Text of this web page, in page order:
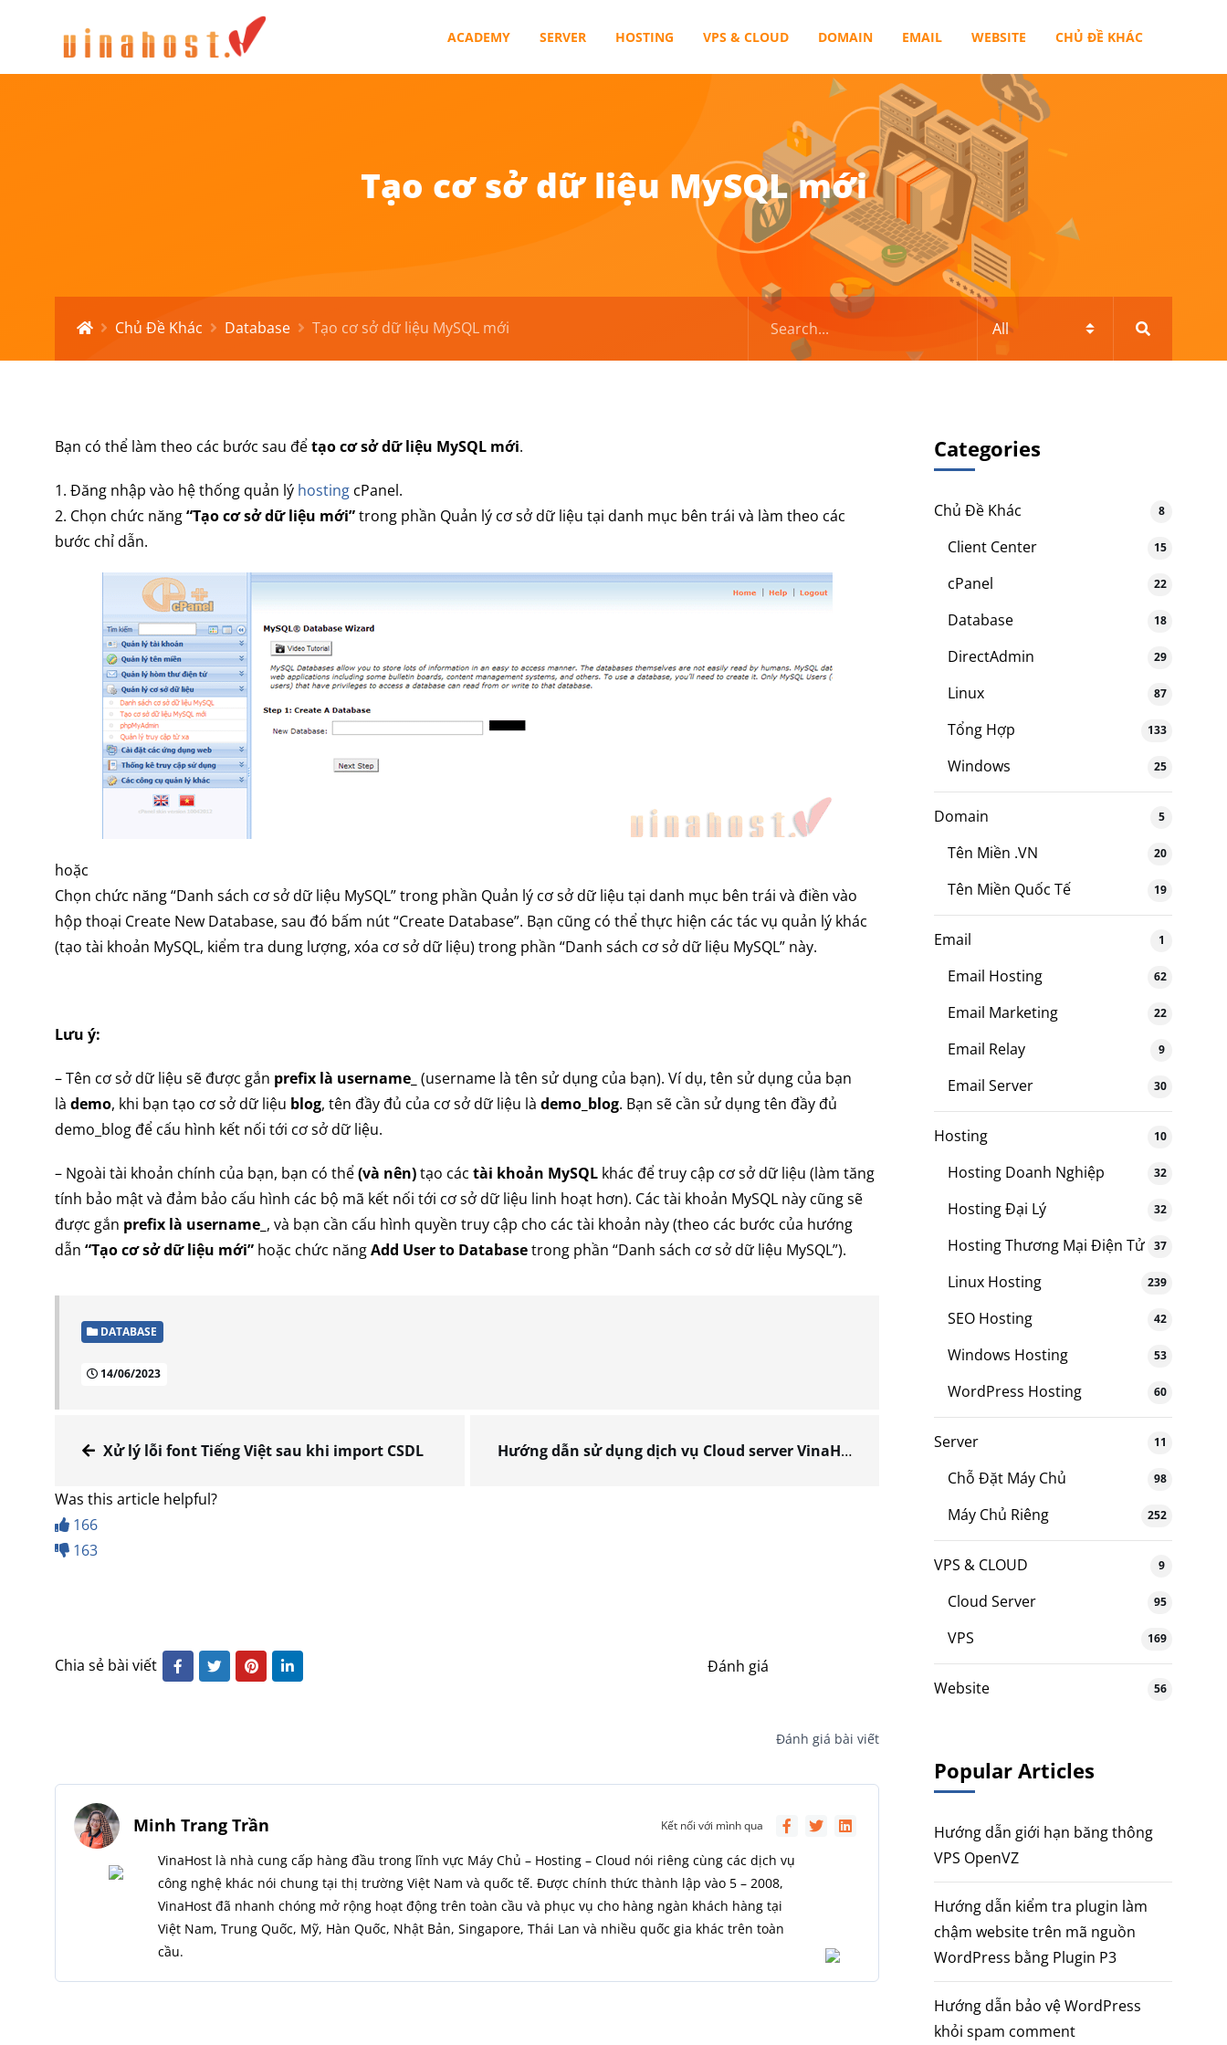
ACADEMY SERVER HOSTING VPS & CLOUD DOMAIN EMAIL WEBSITE CHỦ ĐỀ KHÁC
Tạo cơ sở dữ liệu MySQL mới
Chủ Đề Khác Database Tạo cơ sở dữ liệu MySQL mới
Bạn có thể làm theo các bước sau đểtạo cơ sở dữ liệu MySQL mới.
1. Đăng nhập vào hệ thống quản lý hosting cPanel.
2. Chọn chức năng“Tạo cơ sở dữ liệu mới”trong phần Quản lý cơ sở dữ liệu tại danh mục bên trái và làm theo các
bước chỉ dẫn.
hoặc
Chọn chức năng “Danh sách cơ sở dữ liệu MySQL” trong phần Quản lý cơ sở dữ liệu tại danh mục bên trái và điền vào
hộp thoại Create New Database, sau đó bấm nút “Create Database”. Bạn cũng có thể thực hiện các tác vụ quản lý khác
(tạo tài khoản MySQL, kiểm tra dung lượng, xóa cơ sở dữ liệu) trong phần “Danh sách cơ sở dữ liệu MySQL” này.
Lưu ý:
– Tên cơ sở dữ liệu sẽ được gắn prefix là username_ (username là tên sử dụng của bạn). Ví dụ, tên sử dụng của bạn
là demo, khi bạn tạo cơ sở dữ liệu blog, tên đầy đủ của cơ sở dữ liệu là demo_blog. Bạn sẽ cần sử dụng tên đầy đủ
demo_blog để cấu hình kết nối tới cơ sở dữ liệu.
– Ngoài tài khoản chính của bạn, bạn có thể(và nên)tạo các tài khoản MySQL khác để truy cập cơ sở dữ liệu (làm tăng
tính bảo mật và đảm bảo cấu hình các bộ mã kết nối tới cơ sở dữ liệu linh hoạt hơn). Các tài khoản MySQL này cũng sẽ
được gắn prefix là username_ , và bạn cần cấu hình quyền truy cập cho các tài khoản này (theo các bước của hướng
dẫn “Tạo cơ sở dữ liệu mới” hoặc chức năngAdd User to Databasetrong phần “Danh sách cơ sở dữ liệu MySQL”).
DATABASE
14/06/2023
Xử lý lỗi font Tiếng Việt sau khi import CSDL Hướng dẫn sử dụng dịch vụ Cloud server VinaHost
Was this article helpful?
166
163
Chia sẻ bài viết Đánh giá
Đánh giá bài viết
Minh Trang Trần Kết nối với mình qua
VinaHost là nhà cung cấp hàng đầu trong lĩnh vực Máy Chủ – Hosting – Cloud nói riêng cùng các dịch vụ
công nghệ khác nói chung tại thị trường Việt Nam và quốc tế. Được chính thức thành lập vào 5 – 2008,
VinaHost đã nhanh chóng mở rộng hoạt động trên toàn cầu và phục vụ cho hàng ngàn khách hàng tại
Việt Nam, Trung Quốc, Mỹ, Hàn Quốc, Nhật Bản, Singapore, Thái Lan và nhiều quốc gia khác trên toàn
cầu.
Categories
Chủ Đề Khác 8
Client Center 15
cPanel 22
Database 18
DirectAdmin 29
Linux 87
Tổng Hợp 133
Windows 25
Domain 5
Tên Miền .VN 20
Tên Miền Quốc Tế 19
Email 1
Email Hosting 62
Email Marketing 22
Email Relay 9
Email Server 30
Hosting 10
Hosting Doanh Nghiệp 32
Hosting Đại Lý 32
Hosting Thương Mại Điện Tử 37
Linux Hosting 239
SEO Hosting 42
Windows Hosting 53
WordPress Hosting 60
Server 11
Chỗ Đặt Máy Chủ 98
Máy Chủ Riêng 252
VPS & CLOUD 9
Cloud Server 95
VPS 169
Website 56
Popular Articles
Hướng dẫn giới hạn băng thông
VPS OpenVZ
Hướng dẫn kiểm tra plugin làm
chậm website trên mã nguồn
WordPress bằng Plugin P3
Hướng dẫn bảo vệ WordPress
khỏi spam comment